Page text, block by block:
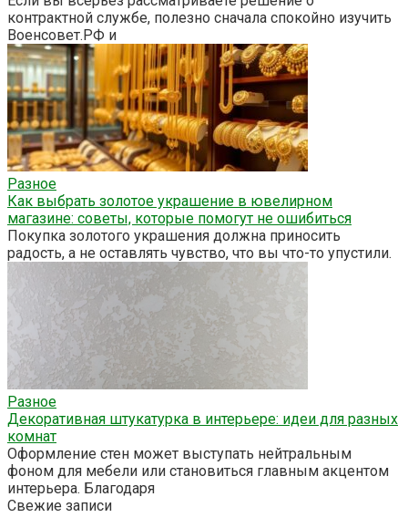
контрактной службе, полезно сначала спокойно изучить
Военсовет.РФ и
Разное
Как выбрать золотое украшение в ювелирном
магазине: советы, которые помогут не ошибиться
Покупка золотого украшения должна приносить
радость, а не оставлять чувство, что вы что-то упустили.
Разное
Декоративная штукатурка в интерьере: идеи для разных
комнат
Оформление стен может выступать нейтральным
фоном для мебели или становиться главным акцентом
интерьера. Благодаря
Свежие записи